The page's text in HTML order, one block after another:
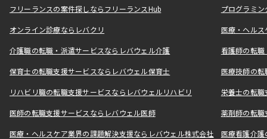
フリーランスの案件探しならフリーランスHub プログラミ
オンライン診療ならレバクリ 医療・ヘル
介護職の転職・派遣サービスならレバウェル介護 看護師の転
保育士の転職支援サービスならレバウェル保育士 医療技師の
リハビリ職の転職支援サービスならレバウェルリハビリ 栄養士の転
医師の転職支援サービスならレバウェル医師 薬剤師の転
医療・ヘルスケア業界の課題解決支援ならレバウェル株式会社 医療看護介